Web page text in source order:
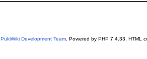
PukiWiki Development Team. Powered by PHP 7.4.33. HTML